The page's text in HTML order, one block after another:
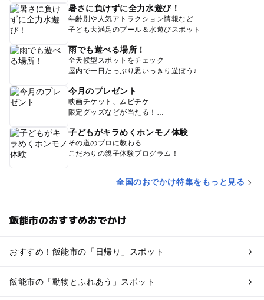
暑さに負けずに全力水遊び！
年齢別や人気アトラクション情報など
子ども大満足のプール＆水遊びスポット
雨でも遊べる場所！
全天候型スポットをチェック
屋内で一日たっぷり思いっきり遊ぼう♪
今月のプレゼント
映画チケット、ムビチケ
限定グッズなどが当たる！
子どもがキラめくホンモノ体験
その道のプロに教わる
こだわりの親子体験プログラム！
全国のおでかけ特集をもっと見る
飯能市のおすすめおでかけ
おすすめ！飯能市の「日帰り」スポット
飯能市の「動物とふれあう」スポット